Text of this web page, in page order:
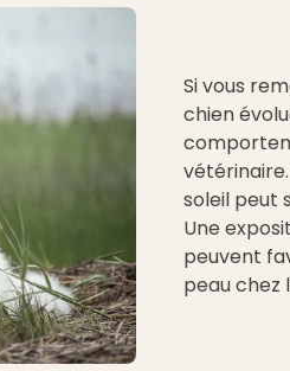
Si vous
chien
vétérinaire
soleil peut
Une
peuvent
peau chez